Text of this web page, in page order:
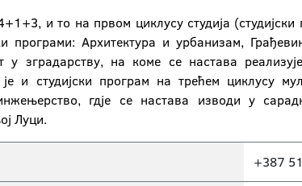
и то на првом циклусу студија
програми: Архитектура и урбанизам,
у зградарству, на коме се настава
и студијски програм на трећем циклусу
гдје се настава изводи у
Луци.
+387